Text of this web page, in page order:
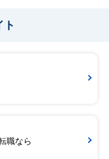
ト
職なら